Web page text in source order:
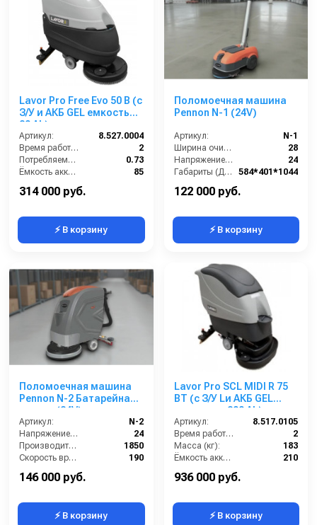
Lavor Pro Free Evo 50 B (с
З/У и АКБ GEL емкостью
80 Ah)
Артикул:
8.527.0004
Время работы (ч):
2
Потребляемая мощность (кВт):
0.73
Ёмкость аккумуляторов (Ач):
85
314 000 руб.
⚡ В корзину
Поломоечная машина
Pennon N-1 (24V)
Артикул:
N-1
Ширина очистки (см):
28
Напряжение (В):
24
Габариты (ДхШхВ):
584*401*1044
122 000 руб.
⚡ В корзину
Поломоечная машина
Pennon N-2 Батарейная
версия (24V)
Артикул:
N-2
Напряжение (В):
24
Производительность по площади (м2/ч):
1850
Скорость вращения щётки (об/мин):
190
146 000 руб.
⚡ В корзину
Lavor Pro SCL MIDI R 75
BT (с З/У Lи АКБ GEL
емкостью 200 Ah)
Артикул:
8.517.0105
Время работы (ч):
2
Масса (кг):
183
Ёмкость аккумуляторов (Ач):
210
936 000 руб.
⚡ В корзину